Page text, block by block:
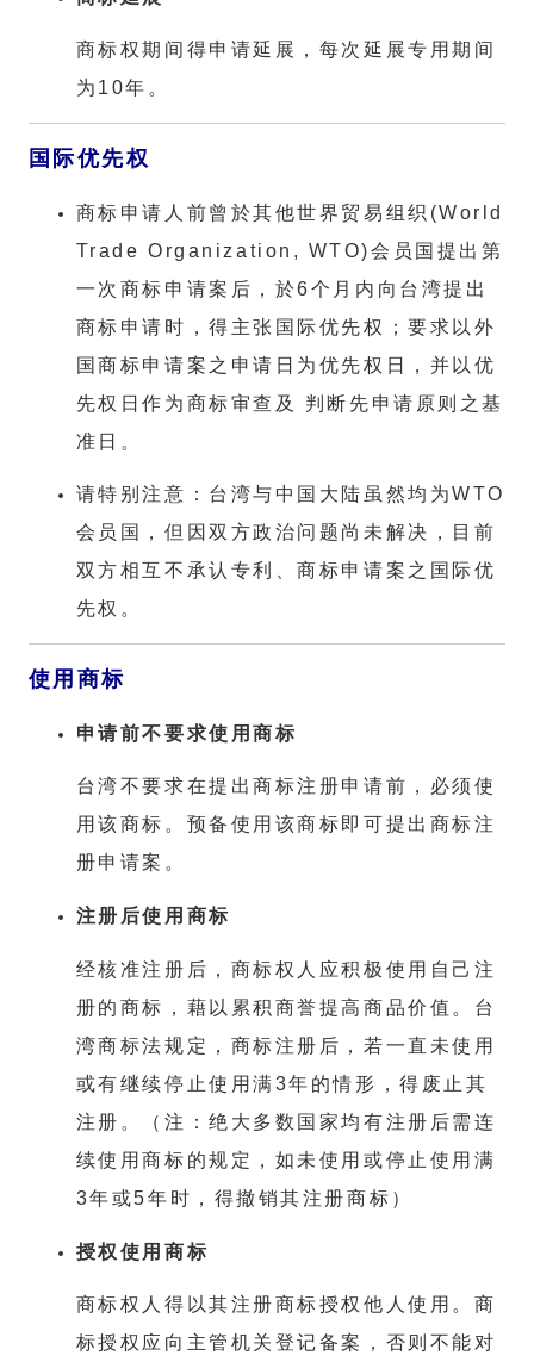
商标权期间得申请延展，每次延展专用期间
为10年。
国际优先权
商标申请人前曾於其他世界贸易组织(World
Trade Organization, WTO)会员国提出第
一次商标申请案后，於6个月内向台湾提出
商标申请时，得主张国际优先权；要求以外
国商标申请案之申请日为优先权日，并以优
先权日作为商标审查及 判断先申请原则之基
准日。
请特别注意：台湾与中国大陆虽然均为WTO
会员国，但因双方政治问题尚未解决，目前
双方相互不承认专利、商标申请案之国际优
先权。
使用商标
申请前不要求使用商标
台湾不要求在提出商标注册申请前，必须使
用该商标。预备使用该商标即可提出商标注
册申请案。
注册后使用 商标
经核准注册后，商标权人应积极使用自己注
册的商标，藉以累积商誉提高商品价值。台
湾商标法规定，商标注册后，若一直未使用
或有继续停止使用满3年的情形，得废止其
注册。（注：绝大多数国家均有注册后需连
续使用商标的规定，如未使用或停止使用满
3年或5年时，得撤销其注册商标）
授权使用商标
商标权人得以其注册商标授权他人使用。商
标授权应向主管机关登记备案，否则不能对